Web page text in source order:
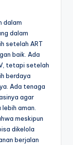
dalam
dalam
setelah ART
baik. Ada
tetapi setelah
berdaya
Ada tenaga
agar
aman.
meskipun
dikelola
berjalan